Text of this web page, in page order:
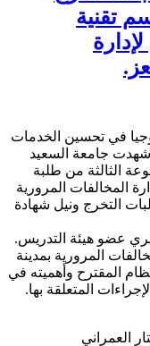
تقنية
في تحسين الخدمات
شهدت جامعة السعيد
الثالثة من طلبة
المخالفات المرورية
التخرج ونيل شهادة
عضو هيئة التدريس.
المرورية بمدينة
المقترح وأهميته في
المتعلقة بها.
العمراني